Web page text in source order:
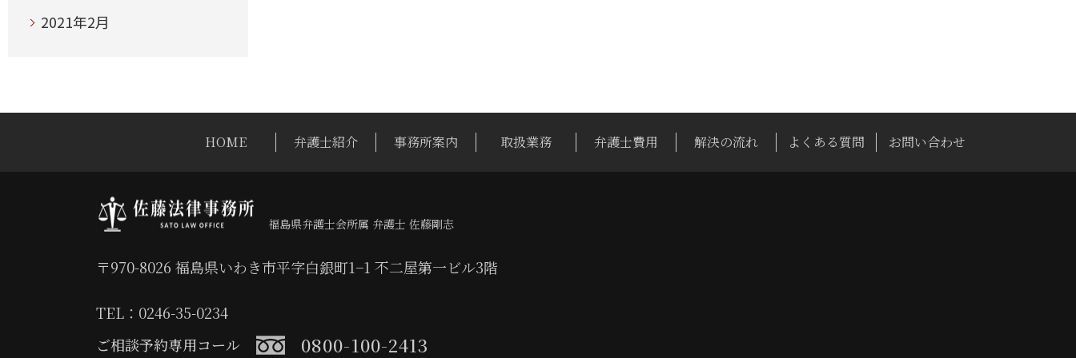
2021年2月
HOME 弁護士紹介 事務所案内 取扱業務 弁護士費用 解決の流れ よくある質問 お問い合わせ
福島県弁護士会所属 弁護士 佐藤剛志
〒970-8026 福島県いわき市平字白銀町1−1 不二屋第一ビル3階
TEL：0246-35-0234
ご相談予約専用コール
0800-100-2413